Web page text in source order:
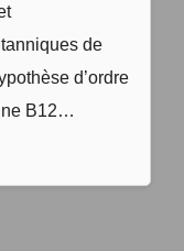
de
d’ordre
B12…